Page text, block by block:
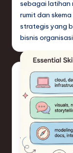
sebagai latihan
rumit dan
strategis yang
bisnis